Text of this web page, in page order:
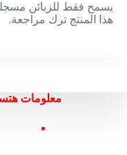
يسمح فقط للزبائن
هذا المنتج ترك مراجعة.
معلومات